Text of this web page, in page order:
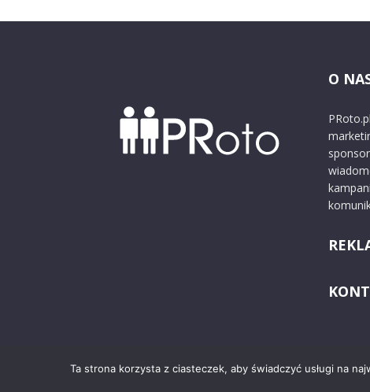
O
© 2024 PRoto.pl
Ta strona korzysta z ciasteczek, aby świadczyć usługi na